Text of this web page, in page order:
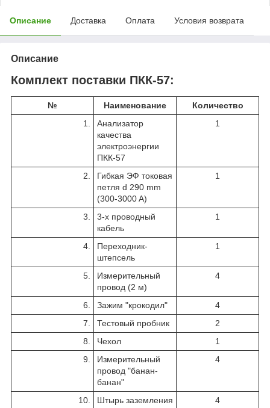
Описание Доставка Оплата Условия возврата
Описание
Комплект поставки ПКК-57:
№ Наименование
Количество
1.
Анализатор
качества
электроэнергии
ПКК-57
1
2.
Гибкая ЭФ токовая
петля d 290 mm
(300-3000 A)
1
3.
3-х проводный
кабель
1
4.
Переходник-
штепсель
1
5.
Измерительный
провод (2 м)
4
6. Зажим "крокодил"
4
7.
Тестовый пробник
2
8.
Чехол
1
9.
Измерительный
провод "банан-
банан"
4
10. Штырь заземления
4